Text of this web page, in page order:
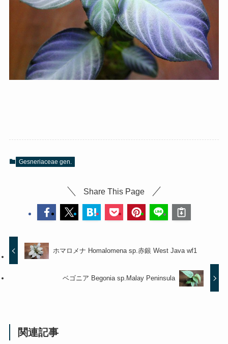
Gesneriaceae gen.
Share This Page
ホマロメナ Homalomena sp.赤銀 West Java wf1
ベゴニア Begonia sp.Malay Peninsula
関連記事